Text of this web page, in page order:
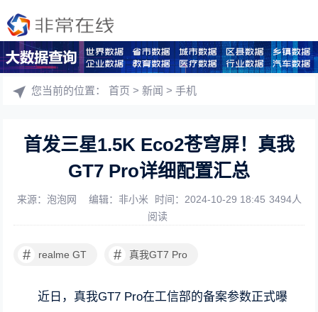
您当前的位置：首页 >新闻 >手机
首发三星1.5K Eco2苍穹屏！真我
GT7 Pro详细配置汇总
来源：泡泡网 编辑：非小米 时间：2024-10-29 18:45 3494人
阅读
# realme GT # 真我GT7 Pro
近日，真我GT7 Pro在工信部的备案参数正式曝